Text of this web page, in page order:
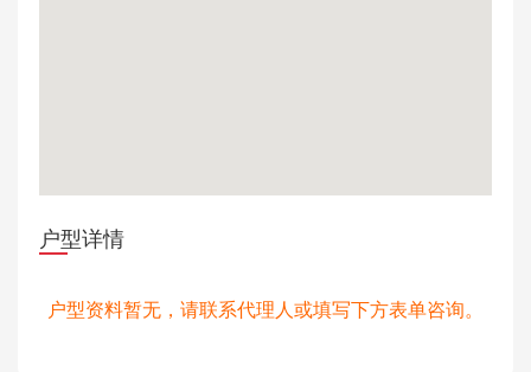
户型详情
户型资料暂无，请联系代理人或填写下方表单咨询。